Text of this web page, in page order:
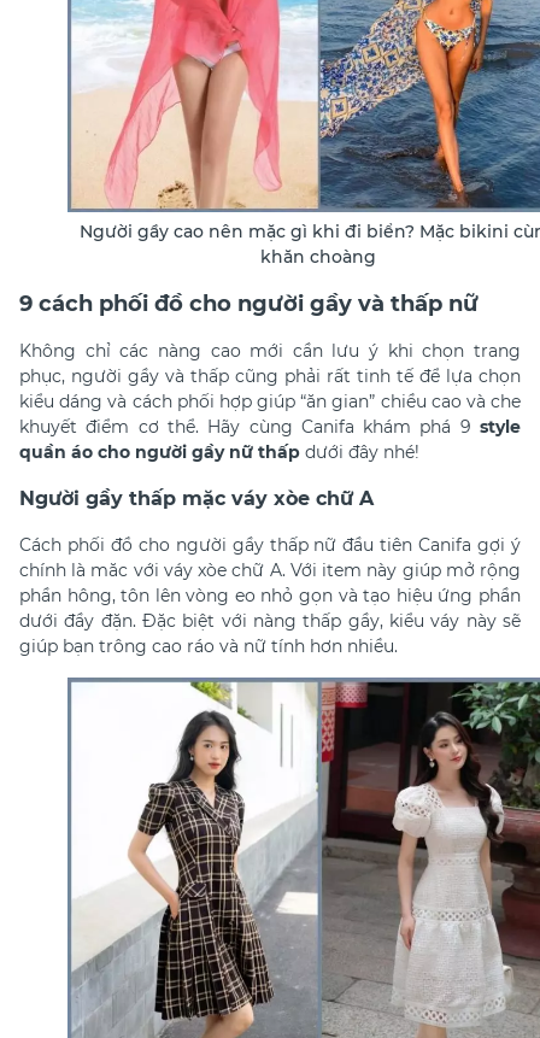
Người gầy cao nên mặc gì khi đi biển? Mặc bikini
khăn choàng
9 cách phối đồ cho người gầy và thấp nữ
Không chỉ các nàng cao mới cần lưu ý khi chọn trang
phục, người gầy và thấp cũng phải rất tinh tế để lựa chọn
kiểu dáng và cách phối hợp giúp “ăn gian” chiều cao và che
khuyết điểm cơ thể. Hãy cùng Canifa khám phá 9 style
quần áo cho người gầy nữ thấp dưới đây nhé!
Người gầy thấp mặc váy xòe chữ A
Cách phối đồ cho người gầy thấp nữ đầu tiên Canifa gợi ý
chính là măc với váy xòe chữ A. Với item này giúp mở rộng
phần hông, tôn lên vòng eo nhỏ gọn và tạo hiệu ứng phần
dưới đầy đặn. Đặc biệt với nàng thấp gầy, kiểu váy này sẽ
giúp bạn trông cao ráo và nữ tính hơn nhiều.